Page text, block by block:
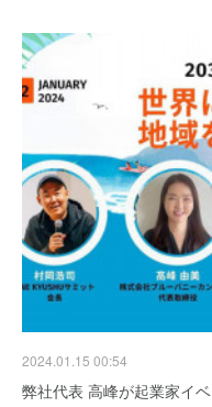
2024.01.15 00:54
弊社代表 高峰が起業家イ